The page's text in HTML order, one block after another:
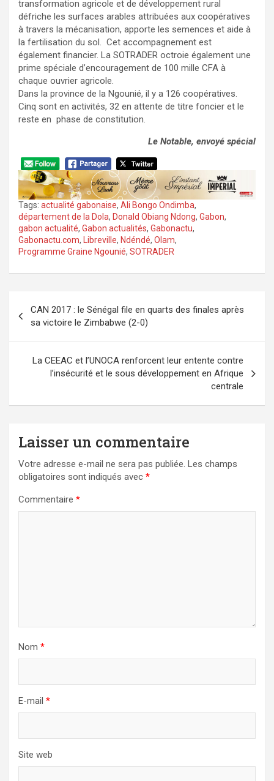
transformation agricole et de développement rural
défriche les surfaces arables attribuées aux coopératives
à travers la mécanisation, apporte les semences et aide à
la fertilisation du sol. Cet accompagnement est
également financier. La SOTRADER octroie également une
prime spéciale d’encouragement de 100 mille CFA à
chaque ouvrier agricole.
Dans la province de la Ngounié, il y a 126 coopératives.
Cinq sont en activités, 32 en attente de titre foncier et le
reste en phase de constitution.
Le Notable, envoyé spécial
Tags: actualité gabonaise, Ali Bongo Ondimba,
département de la Dola, Donald Obiang Ndong, Gabon,
gabon actualité, Gabon actualités, Gabonactu,
Gabonactu.com, Libreville, Ndéndé, Olam,
Programme Graine Ngounié, SOTRADER
de
l’article
CAN 2017 : le Sénégal file en quarts des finales après
sa victoire le Zimbabwe (2-0)
La CEEAC et l’UNOCA renforcent leur entente contre
l’insécurité et le sous développement en Afrique
centrale
Laisser un commentaire
Votre adresse e-mail ne sera pas publiée. Les champs
obligatoires sont indiqués avec *
Commentaire *
Nom *
E-mail *
Site web